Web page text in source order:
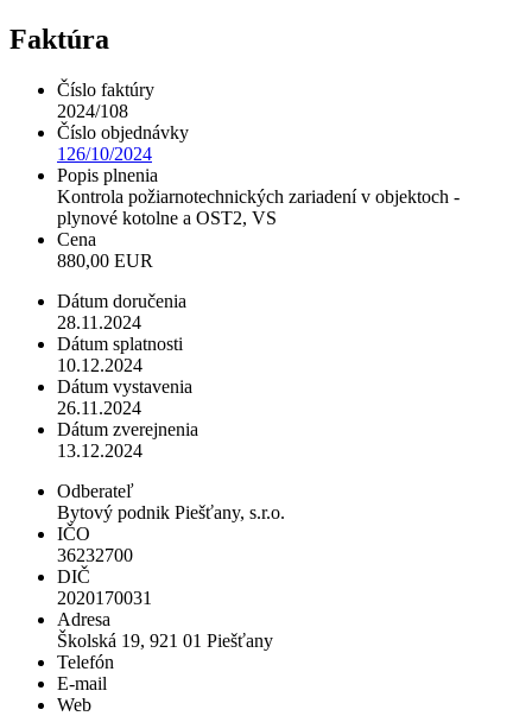
Faktúra
Číslo faktúry
2024/108
Číslo objednávky
126/10/2024
Popis plnenia
Kontrola požiarnotechnických zariadení v objektoch -
plynové kotolne a OST2, VS
Cena
880,00 EUR
Dátum doručenia
28.11.2024
Dátum splatnosti
10.12.2024
Dátum vystavenia
26.11.2024
Dátum zverejnenia
13.12.2024
Odberateľ
Bytový podnik Piešťany, s.r.o.
IČO
36232700
DIČ
2020170031
Adresa
Školská 19, 921 01 Piešťany
Telefón
E-mail
Web